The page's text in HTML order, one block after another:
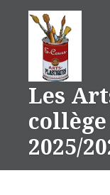
Les
2025/